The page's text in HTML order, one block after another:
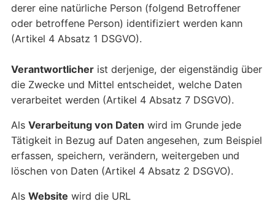
derer eine natürliche Person (folgend Betroffener
oder betroffene Person) identifiziert werden kann
(Artikel 4 Absatz 1 DSGVO).
Verantwortlicher ist derjenige, der eigenständig über
die Zwecke und Mittel entscheidet, welche Daten
verarbeitet werden (Artikel 4 Absatz 7 DSGVO).
Als Verarbeitung von Daten wird im Grunde jede
Tätigkeit in Bezug auf Daten angesehen, zum Beispiel
erfassen, speichern, verändern, weitergeben und
löschen von Daten (Artikel 4 Absatz 2 DSGVO).
Als Website wird die URL